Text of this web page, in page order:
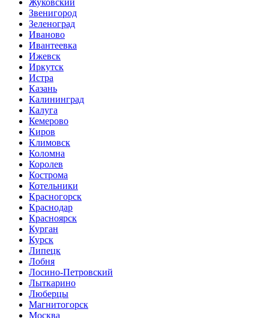
Жуковский
Звенигород
Зеленоград
Иваново
Ивантеевка
Ижевск
Иркутск
Истра
Казань
Калининград
Калуга
Кемерово
Киров
Климовск
Коломна
Королев
Кострома
Котельники
Красногорск
Краснодар
Красноярск
Курган
Курск
Липецк
Лобня
Лосино-Петровский
Лыткарино
Люберцы
Магнитогорск
Москва